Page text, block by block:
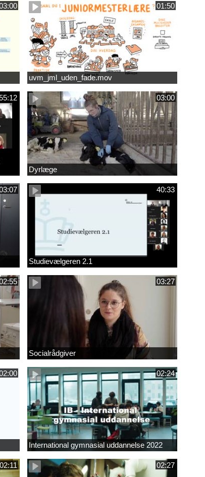
01:50
uvm_jml_uden_fade.mov
03:00
Dyrlæge
40:33
Studievælgeren 2.1
03:27
Socialrådgiver
02:24
International gymnasial uddannelse 2022
02:27